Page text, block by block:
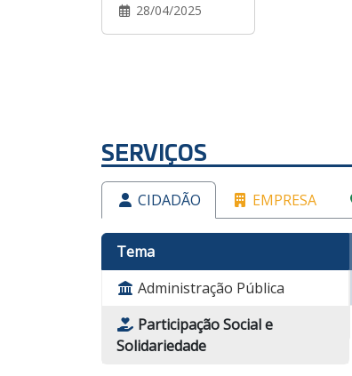
28/04/2025
SERVIÇOS
CIDADÃO EMPRESA
Tema
Administração Pública
Participação Social e
Solidariedade